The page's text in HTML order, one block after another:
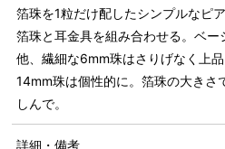
箔珠を1粒だけ配したシンプルなピ
箔珠と耳金具を組み合わせる。ベ
他、繊細な6mm珠はさりげなく上
14mm珠は個性的に。箔珠の大きさ
しんで。
詳細・備考